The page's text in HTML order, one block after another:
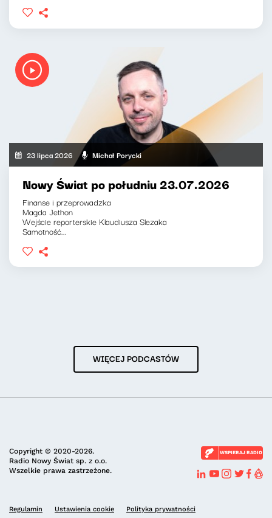
23 lipca 2026 Michał Porycki
Nowy Świat po południu 23.07.2026
Finanse i przeprowadzka
Magda Jethon
Wejście reporterskie Klaudiusza Slezaka
Samotność...
WIĘCEJ PODCASTÓW
Copyright © 2020-2026.
Radio Nowy Świat sp. z o.o.
Wszelkie prawa zastrzeżone.
WSPIERAJ RADIO
Regulamin Ustawienia cookie Polityka prywatności